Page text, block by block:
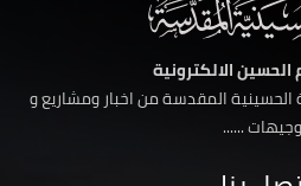
الحسين الالكترونية
المقدسة من اخبار ومشاريع و
......